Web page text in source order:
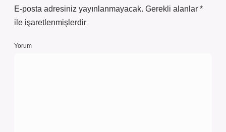
E-posta adresiniz yayınlanmayacak. Gerekli alanlar *
ile işaretlenmişlerdir
Yorum